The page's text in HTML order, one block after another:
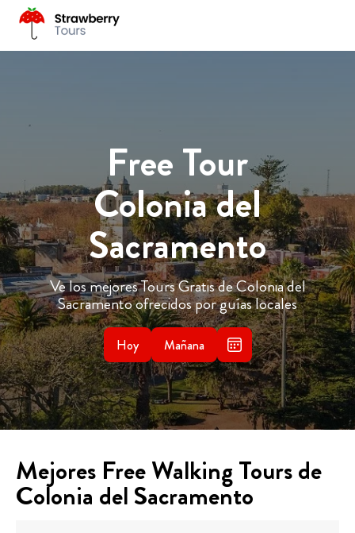
Free Tour
Colonia del
Sacramento
Ve los mejores Tours Gratis de Colonia del
Sacramento ofrecidos por guías locales
Hoy Mañana
Mejores Free Walking Tours de
Colonia del Sacramento